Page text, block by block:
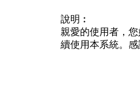
說明︰
親愛的使用者，
續使用本系統。感